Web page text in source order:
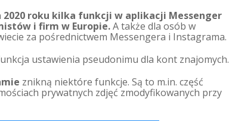
2020 roku kilka funkcji w aplikacji Messenger
i firm w Europie.A także dla osób w
za pośrednictwem Messengera i Instagrama.
ustawienia pseudonimu dla kont znajomych.
znikną niektóre funkcje. Są to m.in. część
prywatnych zdjęć zmodyfikowanych przy